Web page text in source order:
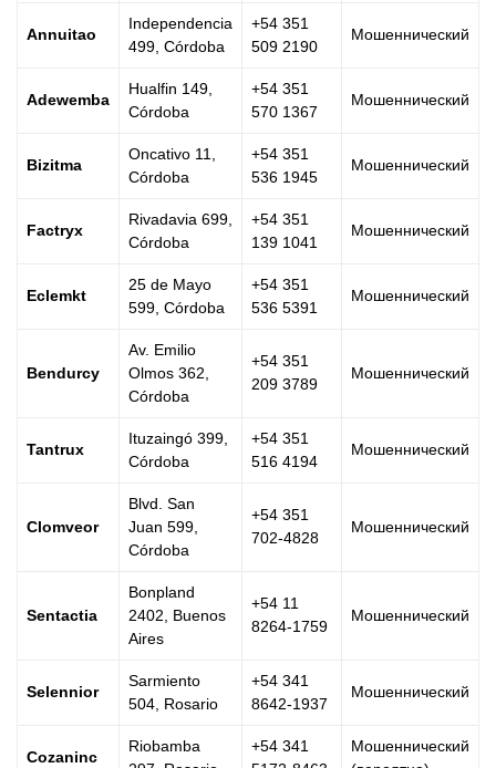
Annuitao
Independencia
499, Córdoba
+54 351
509 2190
Мошеннический
Adewemba
Hualfin 149,
Córdoba
+54 351
570 1367
Мошеннический
Bizitma
Oncativo 11,
Córdoba
+54 351
536 1945
Мошеннический
Factryx
Rivadavia 699,
Córdoba
+54 351
139 1041
Мошеннический
Eclemkt
25 de Mayo
599, Córdoba
+54 351
536 5391
Мошеннический
Bendurcy
Av. Emilio
Olmos 362,
Córdoba
+54 351
209 3789
Мошеннический
Tantrux
Ituzaingó 399,
Córdoba
+54 351
516 4194
Мошеннический
Clomveor
Blvd. San
Juan 599,
Córdoba
+54 351
702-4828
Мошеннический
Sentactia
Bonpland
2402, Buenos
Aires
+54 11
8264-1759
Мошеннический
Selennior
Sarmiento
504, Rosario
+54 341
8642-1937
Мошеннический
Cozaninc
Riobamba
+54 341
Мошеннический